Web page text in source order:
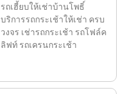
รถเฮี้ยบให้เช่าบ้านโพธิ์
บริการรถกระเช้าให้เช่า ครบ
วงจร เช่ารถกระเช้า รถโฟล์ค
ลิฟท์ รถเครนกระเช้า